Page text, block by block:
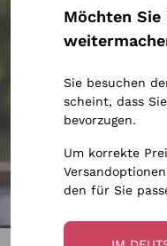
Möchten
Sie besuchen
scheint, dass
bevorzugen.
Um korrekte
den für Sie